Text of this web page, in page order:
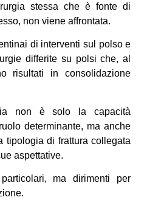
stessa che è fonte di
non viene affrontata.
di interventi sul polso e
differite su polsi che, al
risultati in consolidazione
non è solo la capacità
determinante, ma anche
tipologia di frattura collegata
aspettative.
ma dirimenti per